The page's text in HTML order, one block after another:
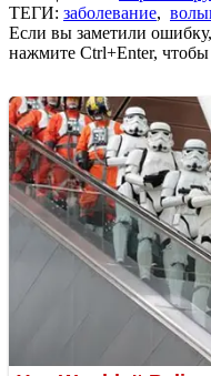
ТЕГИ: заболевание,
Если вы заметили
нажмите Ctrl+Enter,